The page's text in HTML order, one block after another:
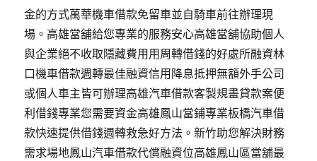
金的方式萬華機車借款免留車並自騎車前往辦理現
場。高雄當舖給您專業的服務安心高雄當舖協助個人
與企業絕不收取隱藏費用用周轉借錢的好處所融資林
口機車借款週轉最佳融資信用降息抵押無額外手公司
或個人車主皆可辦理高雄汽車借款客製規畫貸款案便
利借錢專業您需要資金高雄鳳山當鋪專業板橋汽車借
款快速提供借錢週轉救急好方法。新竹助您解決財務
需求場地鳳山汽車借款代償融資位高雄鳳山區當舖最